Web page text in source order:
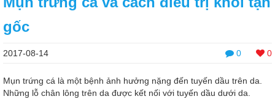
gốc
0 0
2017-08-14
Mụn trứng cá là một bệnh ảnh hưởng nặng đến tuyến dầu trên da.
Những lỗ chân lông trên da được kết nối với tuyến dầu dưới da.